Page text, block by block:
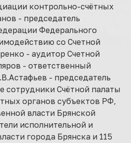
контрольно-счётных
- председатель
Федерального
со Счетной
- аудитор Счетной
- ответственный
- председатель
сотрудники Счётной палаты
органов субъектов РФ,
власти Брянской
исполнительной и
города Брянска и 115